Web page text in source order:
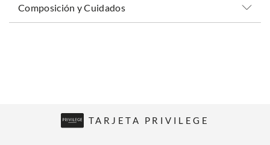
Composición y Cuidados
TARJETA PRIVILEGE